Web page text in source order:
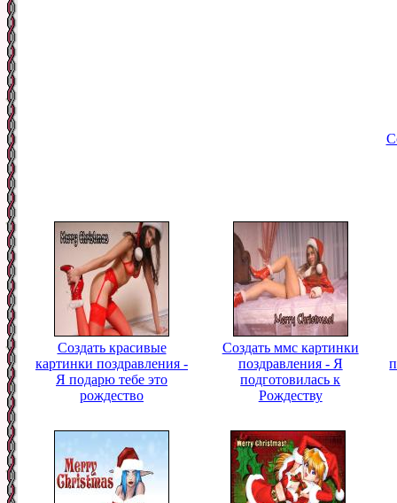
Создать красивые
картинки поздравления -
Я подарю тебе это
рождество
Создать ммс картинки
поздравления - Я
подготовилась к
Рождеству